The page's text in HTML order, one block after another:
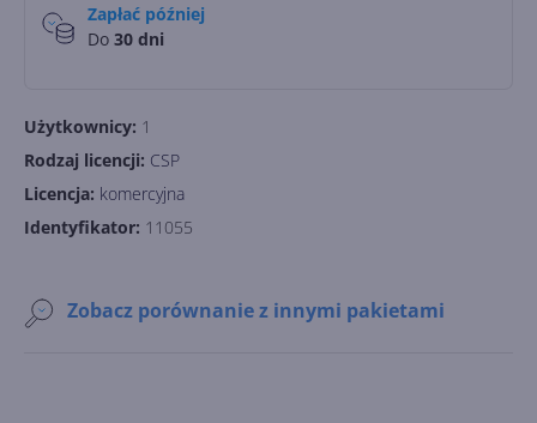
Zapłać później
Do 30 dni
Użytkownicy: 1
Rodzaj licencji: CSP
Licencja: komercyjna
Identyfikator: 11055
Zobacz porównanie z innymi pakietami